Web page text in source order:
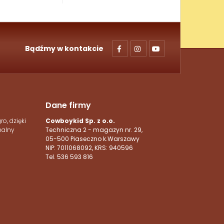
Bądźmy w kontakcie
dzięki
Dane firmy
Cowboykid Sp. z o.o.
Techniczna 2 - magazyn nr. 29,
05-500 Piaseczno k.Warszawy
NIP: 7011068092, KRS: 940596
Tel. 536 593 816